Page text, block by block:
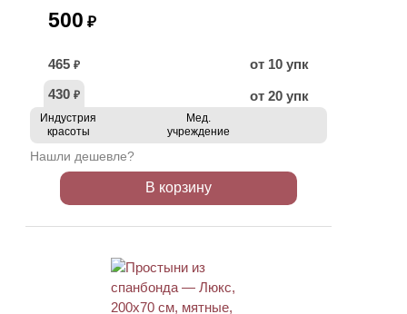
500 ₽
465 ₽
от 10 упк
430 ₽ от 20 упк
Индустрия
красоты
Мед.
учреждение
Нашли дешевле?
В корзину